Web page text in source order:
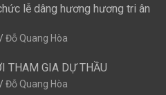
lễ dâng hương hương tri ân
Đỗ Quang Hòa
THAM GIA DỰ THẦU
Đỗ Quang Hòa